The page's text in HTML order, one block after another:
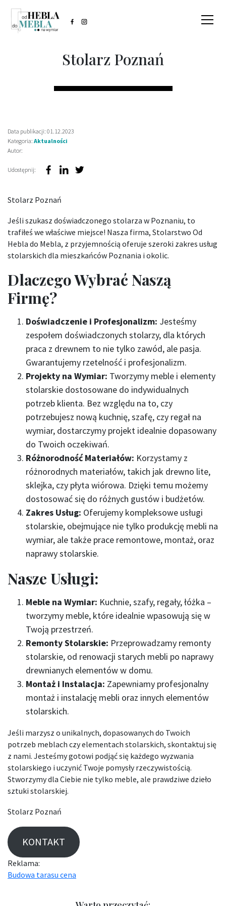
Stolarz Poznań
Data publikacji: 01.12.2023
Kategoria: Aktualności
Autor:
Udostępnij:
Stolarz Poznań
Jeśli szukasz doświadczonego stolarza w Poznaniu, to
trafiłeś we właściwe miejsce! Nasza firma, Stolarstwo Od
Hebla do Mebla, z przyjemnością oferuje szeroki zakres usług
stolarskich dla mieszkańców Poznania i okolic.
Dlaczego Wybrać Naszą
Firmę?
Doświadczenie i Profesjonalizm: Jesteśmy
zespołem doświadczonych stolarzy, dla których
praca z drewnem to nie tylko zawód, ale pasja.
Gwarantujemy rzetelność i profesjonalizm.
Projekty na Wymiar: Tworzymy meble i elementy
stolarskie dostosowane do indywidualnych
potrzeb klienta. Bez względu na to, czy
potrzebujesz nową kuchnię, szafę, czy regał na
wymiar, dostarczymy projekt idealnie dopasowany
do Twoich oczekiwań.
Różnorodność Materiałów: Korzystamy z
różnorodnych materiałów, takich jak drewno lite,
sklejka, czy płyta wiórowa. Dzięki temu możemy
dostosować się do różnych gustów i budżetów.
Zakres Usług: Oferujemy kompleksowe usługi
stolarskie, obejmujące nie tylko produkcję mebli na
wymiar, ale także prace remontowe, montaż, oraz
naprawy stolarskie.
Nasze Usługi:
Meble na Wymiar: Kuchnie, szafy, regały, łóżka –
tworzymy meble, które idealnie wpasowują się w
Twoją przestrzeń.
Remonty Stolarskie: Przeprowadzamy remonty
stolarskie, od renowacji starych mebli po naprawy
drewnianych elementów w domu.
Montaż i Instalacja: Zapewniamy profesjonalny
montaż i instalację mebli oraz innych elementów
stolarskich.
Jeśli marzysz o unikalnych, dopasowanych do Twoich
potrzeb meblach czy elementach stolarskich, skontaktuj się
z nami. Jesteśmy gotowi podjąć się każdego wyzwania
stolarskiego i uczynić Twoje pomysły rzeczywistością.
Stworzymy dla Ciebie nie tylko meble, ale prawdziwe dzieło
sztuki stolarskiej.
Stolarz Poznań
KONTAKT
Reklama:
Budowa tarasu cena